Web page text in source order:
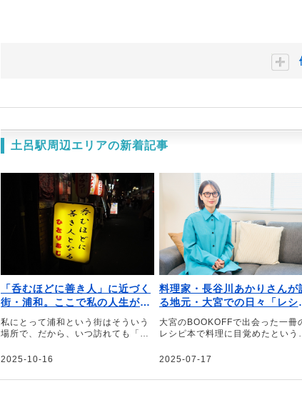
土呂駅周辺エリアの新着記事
「呑むほどに善き人」に近づく
街・浦和。ここで私の人生がは
じまった｜文・早乙女ぐりこ
（エッセイスト）
私にとって浦和という街はそういう
場所で、だから、いつ訪れても「あ
う話すのは、日記やエッセイの執筆
でもめまぐるしい変化に見舞われた
2025-10-16
料理家・長谷川あかりさんが
る地元・大宮での日々「レシ
本との最初の出合いは、ステ
タウンのBOOKOFFでした」
大宮のBOOKOFFで出会った一冊
レシピ本で料理に目覚めたという
京都心にもほど近く、幼少期の芸能
キャリアのきっかけをくれた地元
2025-07-17